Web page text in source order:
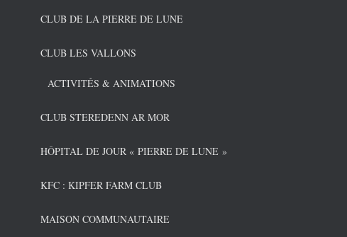
CLUB DE LA PIERRE DE LUNE
CLUB LES VALLONS
ACTIVITÉS & ANIMATIONS
CLUB STEREDENN AR MOR
HÔPITAL DE JOUR « PIERRE DE LUNE »
KFC : KIPFER FARM CLUB
MAISON COMMUNAUTAIRE